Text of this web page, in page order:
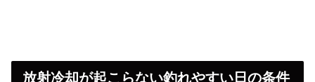
放射冷却が起こらない釣れやすい日の条件